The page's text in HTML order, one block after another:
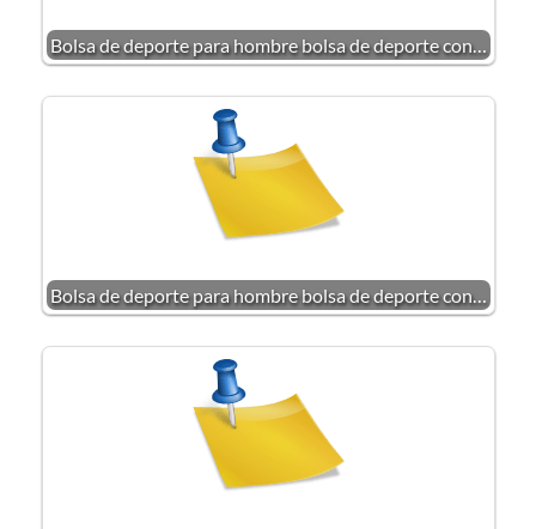
Bolsa de deporte para hombre bolsa de deporte con…
Bolsa de deporte para hombre bolsa de deporte con…